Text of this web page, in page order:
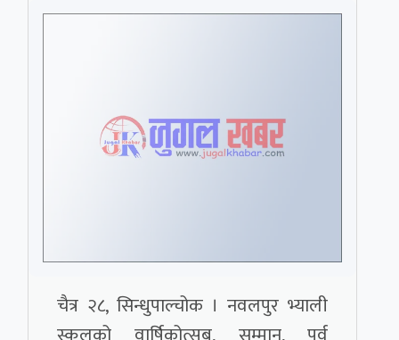
चैत्र २८, सिन्धुपाल्चोक । नवलपुर भ्याली